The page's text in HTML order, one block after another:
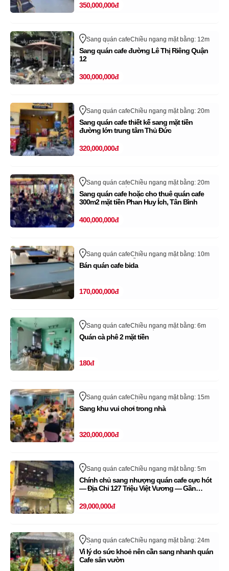
350,000,000đ
Sang quán cafeChiều ngang mặt bằng: 12m
Quận 12
Hồ Chí Minh
Sang quán cafe đường Lê Thị Riêng Quận
12
300,000,000đ
Sang quán cafeChiều ngang mặt bằng: 20m
Quận Thủ Đức - TP Thủ Đức
Hồ Chí Minh
Sang quán cafe thiết kế sang mặt tiền
đường lớn trung tâm Thủ Đức
320,000,000đ
Sang quán cafeChiều ngang mặt bằng: 20m
Quận Tân Bình Hồ Chí Minh
Sang quán cafe hoặc cho thuê quán cafe
300m2 mặt tiền Phan Huy Ích, Tân Bình
400,000,000đ
Sang quán cafeChiều ngang mặt bằng: 10m
Quận Sơn TràĐà Nẵng
Bán quán cafe bida
170,000,000đ
Sang quán cafeChiều ngang mặt bằng: 6m
Cù Lao
Quận Phú Nhuận
Quán cà phê 2 mặt tiền
180đ
Sang quán cafeChiều ngang mặt bằng: 15m
Đông Bắc
Quận 12 Hồ Chí Minh
Sang khu vui chơi trong nhà
320,000,000đ
Sang quán cafeChiều ngang mặt bằng: 5m
Triệu Việt Vương
Quận Hai Bà Trưng Hà Nội
Chính chủ sang nhượng quán cafe cực hót
— Địa Chỉ 127 Triệu Việt Vương — Gần
29,000,000đ
Sang quán cafeChiều ngang mặt bằng: 24m
Quốc Lộ 13
Quận Thủ Đức - TP Thủ Đức
Hồ Chí Minh
Vì lý do sức khoẻ nên cần sang nhanh quán
Cafe sân vườn